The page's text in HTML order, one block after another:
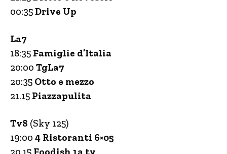
00:35Drive Up
La7
18:35 Famiglie d’Italia
20:00 TgLa7
20:35 Otto e mezzo
21.15 Piazzapulita
Tv8 (Sky 125)
19:00 4 Ristoranti 6×05